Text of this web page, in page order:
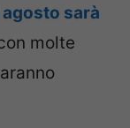
agosto sarà
molte